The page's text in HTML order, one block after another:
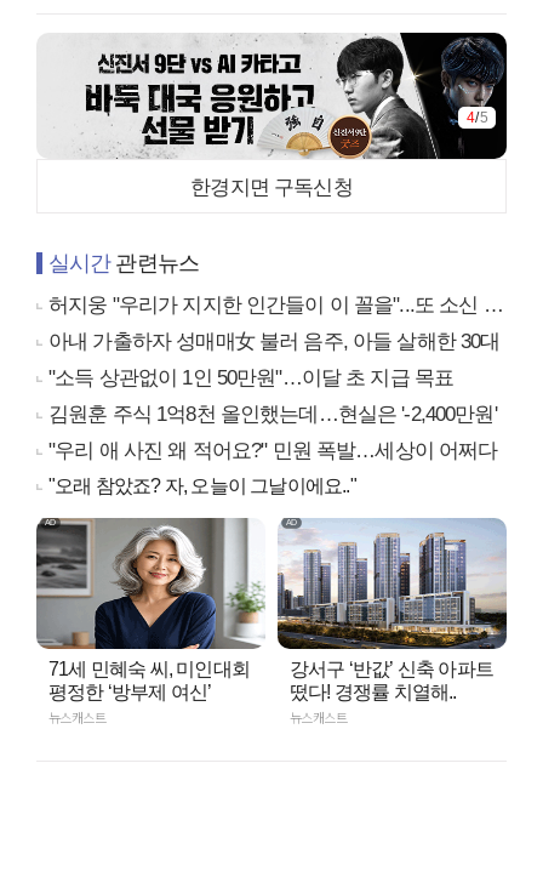
4/5
한경지면 구독신청
실시간관련뉴스
허지웅 "우리가 지지한 인간들이 이 꼴을"...또 소신 발언
아내 가출하자 성매매女 불러 음주, 아들 살해한 30대
"소득 상관없이 1인 50만원"…이달 초 지급 목표
김원훈 주식 1억8천 올인했는데…현실은 '-2,400만원'
"우리 애 사진 왜 적어요?" 민원 폭발…세상이 어쩌다
"오래 참았죠? 자, 오늘이 그날이에요.."
71세 민혜숙 씨, 미인대회
평정한 ‘방부제 여신’
뉴스캐스트
강서구 ‘반값’ 신축 아파트
떴다! 경쟁률 치열해..
뉴스캐스트